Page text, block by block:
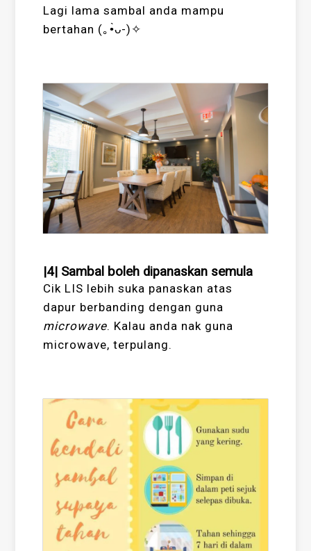
Lagi lama sambal anda mampu
bertahan (｡•̀ᴗ-)✧
|4| Sambal boleh dipanaskan semula
Cik LIS lebih suka panaskan atas
dapur berbanding dengan guna
microwave. Kalau anda nak guna
microwave, terpulang.